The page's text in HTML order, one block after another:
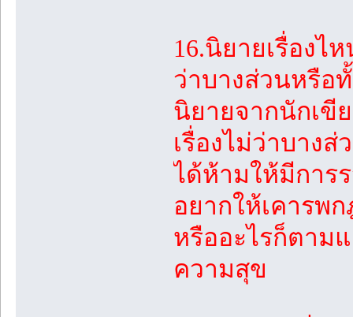
16.นิยายเรื่องไ
ว่าบางส่วนหรือ
นิยายจากนักเขี
เรื่องไม่ว่าบาง
ได้ห้ามให้มีการ
อยากให้เคารพ
หรืออะไรก็ตาม
ความสุข